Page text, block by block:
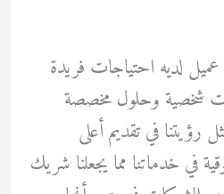
لديه احتياجات فريدة
شخصية وحلول مخصصة
رؤيتنا في تقديم أعلى
في خدماتنا مما يجعلنا شريك